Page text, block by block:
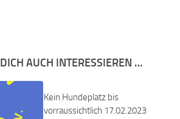
AUCH INTERESSIEREN …
Kein Hundeplatz bis
vorraussichtlich 17.02.2023